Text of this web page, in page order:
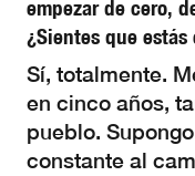
empezar de cero,
¿Sientes que
Sí, totalmente.
en cinco años,
pueblo.
constante al